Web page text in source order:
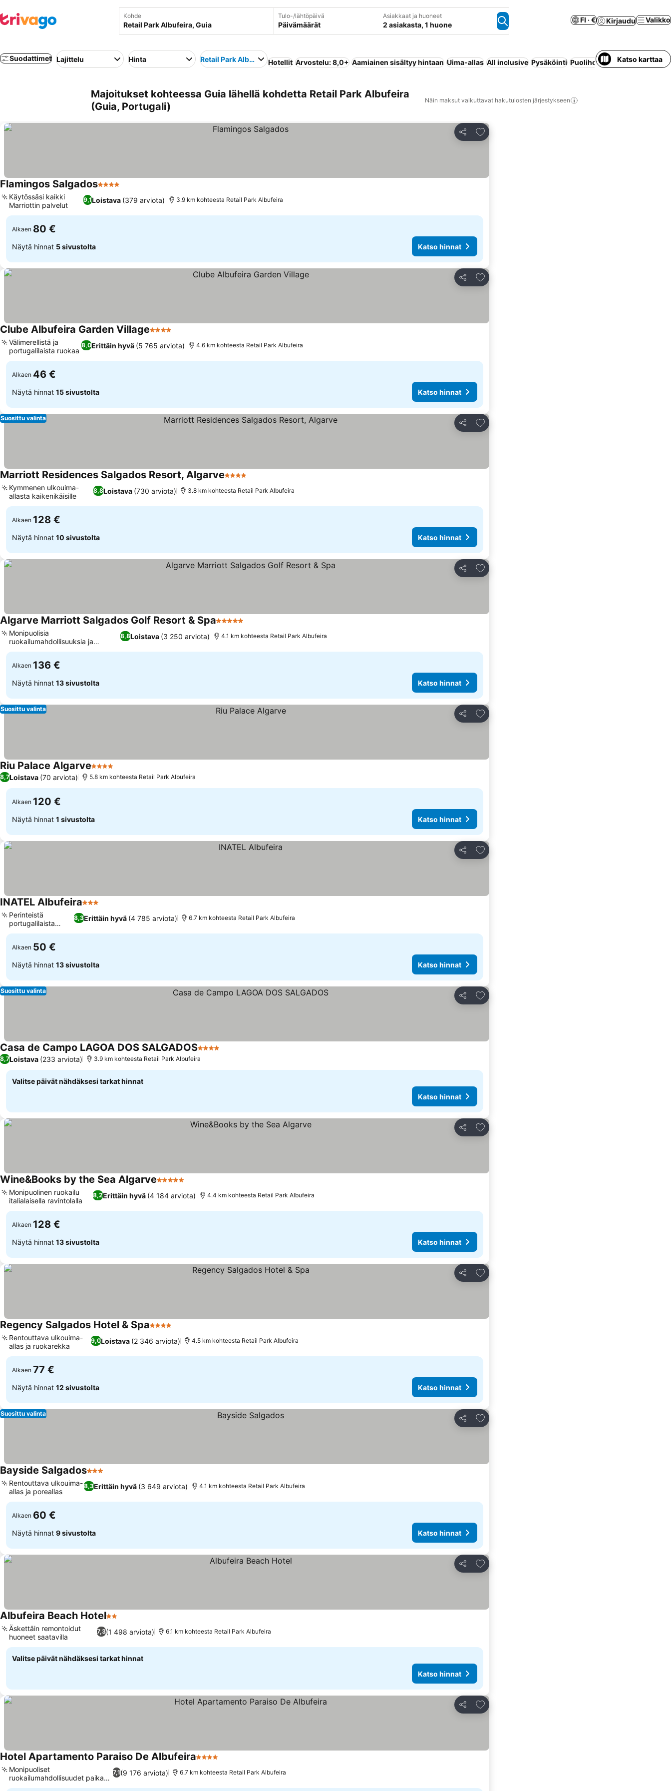
Kohde Tulo-/lähtöpäivä
Päivämäärät
Asiakkaat ja huoneet
2 asiakasta, 1 huone
FI · € Kirjaudu Valikko
Suodattimet Lajittelu Hinta Retail Park AlbufeiraHotellit Arvostelu: 8,0+ Aamiainen sisältyy hintaan Uima-allas All inclusive Pysäköinti Puolihoito Ranta Koko talo/
Katso karttaa
Majoitukset kohteessa Guia lähellä kohdetta Retail Park Albufeira
(Guia, Portugali)
Näin maksut vaikuttavat hakutulosten järjestykseen
Jaa
Lisää suosikkeihin
Flamingos Salgados4 Tähtiluokitus
9,1Loistava (379 arviota)
Käytössäsi kaikki
Marriottin palvelut
3.9 km kohteesta Retail Park Albufeira
Alkaen 80 €
Näytä hinnat 5 sivustolta Katso hinnat
Jaa
Lisää suosikkeihin
Clube Albufeira Garden Village4 Tähtiluokitus
8,0Erittäin hyvä (5 765 arviota)
Välimerellistä ja
portugalilaista ruokaa
4.6 km kohteesta Retail Park Albufeira
Alkaen 46 €
Näytä hinnat 15 sivustolta Katso hinnat
Jaa
Lisää suosikkeihin
Suosittu valinta
Marriott Residences Salgados Resort, Algarve4 Tähtiluokitus
8,8Loistava (730 arviota)
Kymmenen ulkouima-
allasta kaikenikäisille
3.8 km kohteesta Retail Park Albufeira
Alkaen 128 €
Näytä hinnat 10 sivustolta Katso hinnat
Jaa
Lisää suosikkeihin
Algarve Marriott Salgados Golf Resort & Spa5 Tähtiluokitus
8,8Loistava (3 250 arviota)
Monipuolisia
ruokailumahdollisuuksia ja
panoraamaravintoloita
4.1 km kohteesta Retail Park Albufeira
Alkaen 136 €
Näytä hinnat 13 sivustolta Katso hinnat
Jaa
Lisää suosikkeihin
Suosittu valinta
Riu Palace Algarve4 Tähtiluokitus
8,7Loistava (70 arviota) 5.8 km kohteesta Retail Park Albufeira
Alkaen 120 €
Näytä hinnat 1 sivustolta Katso hinnat
Jaa
Lisää suosikkeihin
INATEL Albufeira3 Tähtiluokitus
8,3Erittäin hyvä (4 785 arviota)
Perinteistä
portugalilaista
ruokaa
6.7 km kohteesta Retail Park Albufeira
Alkaen 50 €
Näytä hinnat 13 sivustolta Katso hinnat
Jaa
Lisää suosikkeihin
Suosittu valinta
Casa de Campo LAGOA DOS SALGADOS4 Tähtiluokitus
8,7Loistava (233 arviota) 3.9 km kohteesta Retail Park Albufeira
Valitse päivät nähdäksesi tarkat hinnat
Katso hinnat
Jaa
Lisää suosikkeihin
Wine&Books by the Sea Algarve5 Tähtiluokitus
8,2Erittäin hyvä (4 184 arviota)
Monipuolinen ruokailu
italialaisella ravintolalla
4.4 km kohteesta Retail Park Albufeira
Alkaen 128 €
Näytä hinnat 13 sivustolta Katso hinnat
Jaa
Lisää suosikkeihin
Regency Salgados Hotel & Spa4 Tähtiluokitus
9,0Loistava (2 346 arviota)
Rentouttava ulkouima-
allas ja ruokarekka
4.5 km kohteesta Retail Park Albufeira
Alkaen 77 €
Näytä hinnat 12 sivustolta Katso hinnat
Jaa
Lisää suosikkeihin
Suosittu valinta
Bayside Salgados3 Tähtiluokitus
8,3Erittäin hyvä (3 649 arviota)
Rentouttava ulkouima-
allas ja poreallas
4.1 km kohteesta Retail Park Albufeira
Alkaen 60 €
Näytä hinnat 9 sivustolta Katso hinnat
Jaa
Lisää suosikkeihin
Albufeira Beach Hotel2 Tähtiluokitus
7,3(1 498 arviota)
Äskettäin remontoidut
huoneet saatavilla
6.1 km kohteesta Retail Park Albufeira
Valitse päivät nähdäksesi tarkat hinnat
Katso hinnat
Jaa
Lisää suosikkeihin
Hotel Apartamento Paraiso De Albufeira4 Tähtiluokitus
7,1(9 176 arviota)
Monipuoliset
ruokailumahdollisuudet paikan
päällä
6.7 km kohteesta Retail Park Albufeira